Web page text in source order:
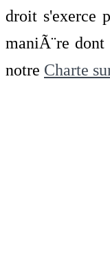
droit s'exerce
maniÃ¨re
notre Charte